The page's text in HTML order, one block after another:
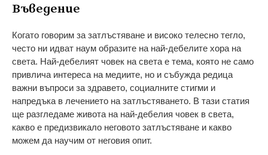
Въведение
Когато говорим за затлъстяване и високо телесно тегло,
често ни идват наум образите на най-дебелите хора на
света. Най-дебелият човек на света е тема, която не само
привлича интереса на медиите, но и събужда редица
важни въпроси за здравето, социалните стигми и
напредъка в лечението на затлъстяването. В тази статия
ще разгледаме живота на най-дебелия човек в света,
какво е предизвикало неговото затлъстяване и какво
можем да научим от неговия опит.